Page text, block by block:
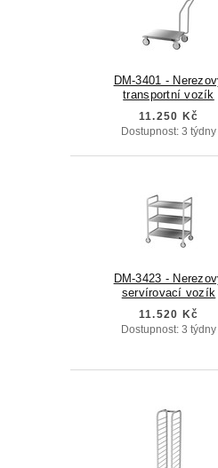
DM-3401 -
transportní vozík
11.250 Kč
Dostupnost: 3 týdny
DM-3423 -
servírovací vozík
11.520 Kč
Dostupnost: 3 týdny